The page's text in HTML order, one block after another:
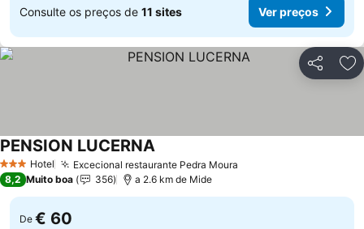
Consulte os preços de 11 sites Ver preços
Partilhar
3 EstrelasHotel Excecional restaurante Pedra Moura
PENSION LUCERNA
8,2 Muito boa 356 a 2.6 km de Mide
De € 60